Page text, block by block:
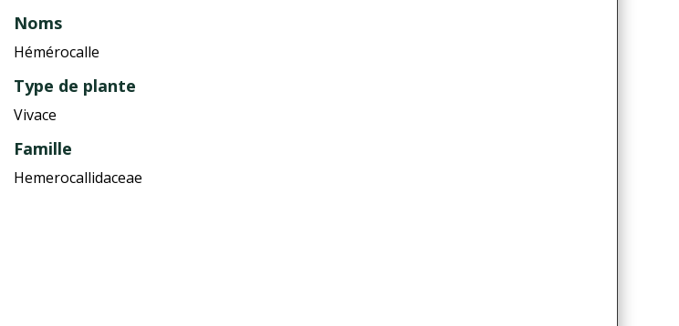
Noms
Hémérocalle
Type de plante
Vivace
Famille
Hemerocallidaceae